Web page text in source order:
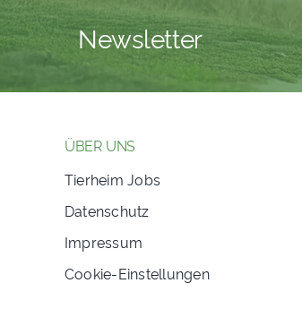
Newsletter
ÜBER UNS
Tierheim Jobs
Datenschutz
Impressum
Cookie-Einstellungen